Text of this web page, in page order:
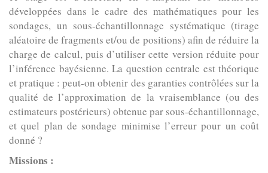
développées dans le cadre des mathématiques pour les
sondages, un sous-échantillonnage systématique (tirage
aléatoire de fragments et/ou de positions) afin de réduire la
charge de calcul, puis d’utiliser cette version réduite pour
l’inférence bayésienne. La question centrale est théorique
et pratique : peut-on obtenir des garanties contrôlées sur la
qualité de l’approximation de la vraisemblance (ou des
estimateurs postérieurs) obtenue par sous-échantillonnage,
et quel plan de sondage minimise l’erreur pour un coût
donné ?
Missions :